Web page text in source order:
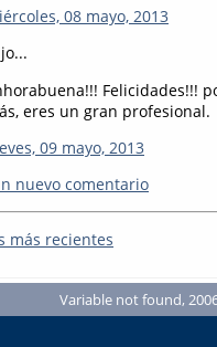
08 mayo, 2013
Felicidades!!!
eres un gran profesional.
09 mayo, 2013
nuevo comentario
más recientes
Variable not found,